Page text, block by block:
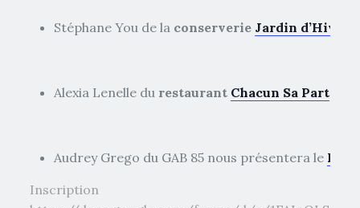
Stéphane You de la conserverie Jardin d’Hiver
Alexia Lenelle du restaurant Chacun Sa Part
Audrey Grego du GAB 85 nous présentera le Défi